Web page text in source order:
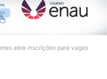
abre inscrições para vagas